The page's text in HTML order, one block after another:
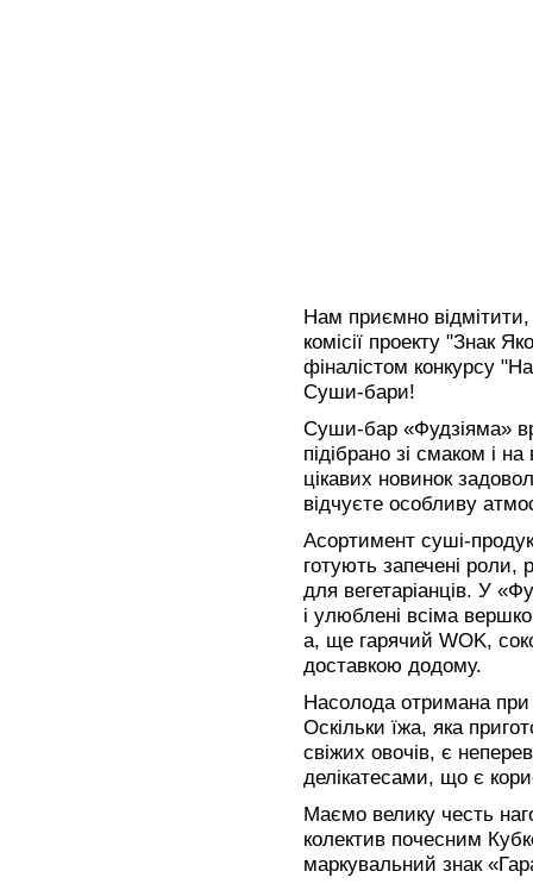
Нам приємно
комісії проекту "Знак
фіналістом конкурсу
Суши-бари!
Суши-бар «Фудзіяма»
підібрано зі смаком і
цікавих новинок
відчуєте особливу
Асортимент суші-
готують запечені роли,
для вегетаріанців. У
і улюблені всіма
а, ще гарячий WOK,
доставкою додому.
Насолода отримана при
Оскільки їжа, яка
свіжих овочів, є
делікатесами, що є
Маємо велику честь
колектив почесним
маркувальний знак